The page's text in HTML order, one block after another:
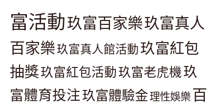
富活動玖富百家樂玖富真人
百家樂玖富真人館活動玖富紅包
抽獎玖富紅包活動 玖富老虎機玖
富體育投注玖富體驗金理性娛樂百